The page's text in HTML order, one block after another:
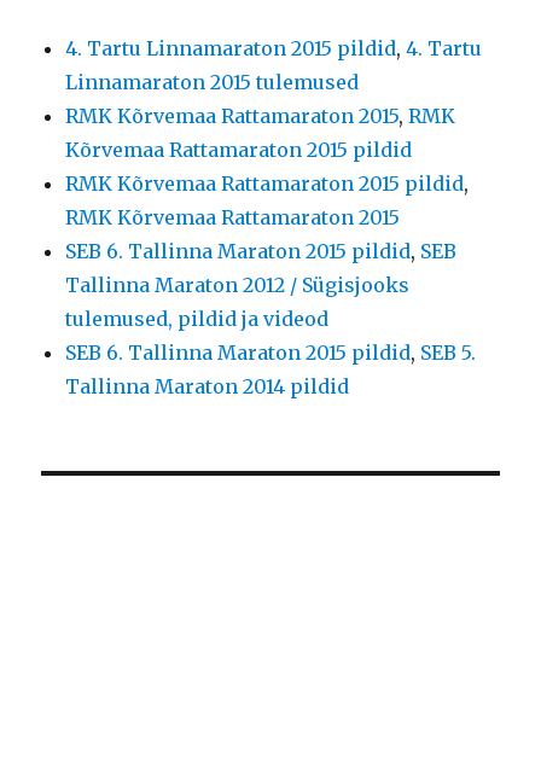
4. Tartu Linnamaraton 2015 pildid,4. Tartu
Linnamaraton 2015 tulemused
RMK Kõrvemaa Rattamaraton 2015,RMK
Kõrvemaa Rattamaraton 2015 pildid
RMK Kõrvemaa Rattamaraton 2015 pildid,
RMK Kõrvemaa Rattamaraton 2015
SEB 6. Tallinna Maraton 2015 pildid, SEB
Tallinna Maraton 2012 / Sügisjooks
tulemused, pildid ja videod
SEB 6. Tallinna Maraton 2015 pildid, SEB 5.
Tallinna Maraton 2014 pildid